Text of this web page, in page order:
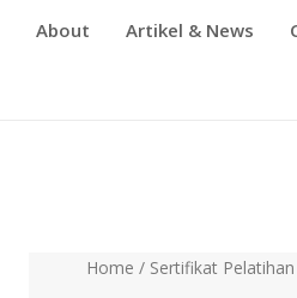
About Artikel & News
Home / Sertifikat Pelatihan